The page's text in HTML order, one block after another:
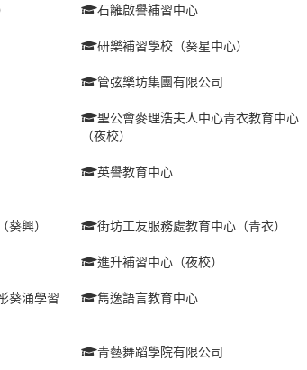
石籬啟譽補習中心
研樂補習學校（葵星中心）
管弦樂坊集團有限公司
聖公會麥理浩夫人中心青衣教育中心
（夜校）
英譽教育中心
興） 街坊工友服務處教育中心（青衣）
進升補習中心（夜校）
葵涌學習
雋逸語言教育中心
青藝舞蹈學院有限公司